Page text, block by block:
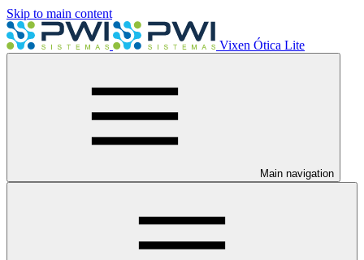
Skip to main content
Vixen Ótica Lite
Main navigation